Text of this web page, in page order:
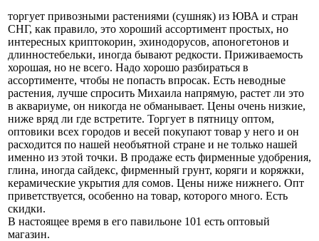
торгует привозными растениями (сушняк) из ЮВА и стран
СНГ, как правило, это хороший ассортимент простых, но
интересных криптокорин, эхинодорусов, апоногетонов и
длинностебельки, иногда бывают редкости. Приживаемость
хорошая, но не всего. Надо хорошо разбираться в
ассортименте, чтобы не попасть впросак. Есть неводные
растения, лучше спросить Михаила напрямую, растет ли это
в аквариуме, он никогда не обманывает. Цены очень низкие,
ниже вряд ли где встретите. Торгует в пятницу оптом,
оптовики всех городов и весей покупают товар у него и он
расходится по нашей необъятной стране и не только нашей
именно из этой точки. В продаже есть фирменные удобрения,
глина, иногда сайдекс, фирменный грунт, коряги и коряжки,
керамические укрытия для сомов. Цены ниже нижнего. Опт
приветствуется, особенно на товар, которого много. Есть
скидки.
В настоящее время в его павильоне 101 есть оптовый
магазин.